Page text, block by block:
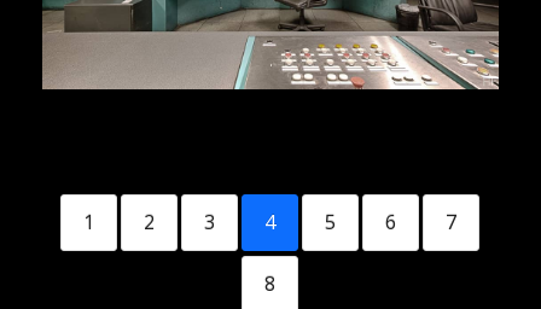
Voir la suite
1 2 3 4 5 6 7
8